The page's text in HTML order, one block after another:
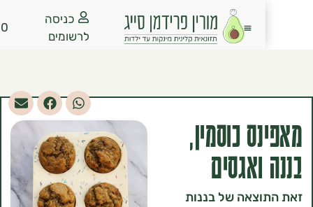
לרשומים
0.00
כוסמין,
של בננות